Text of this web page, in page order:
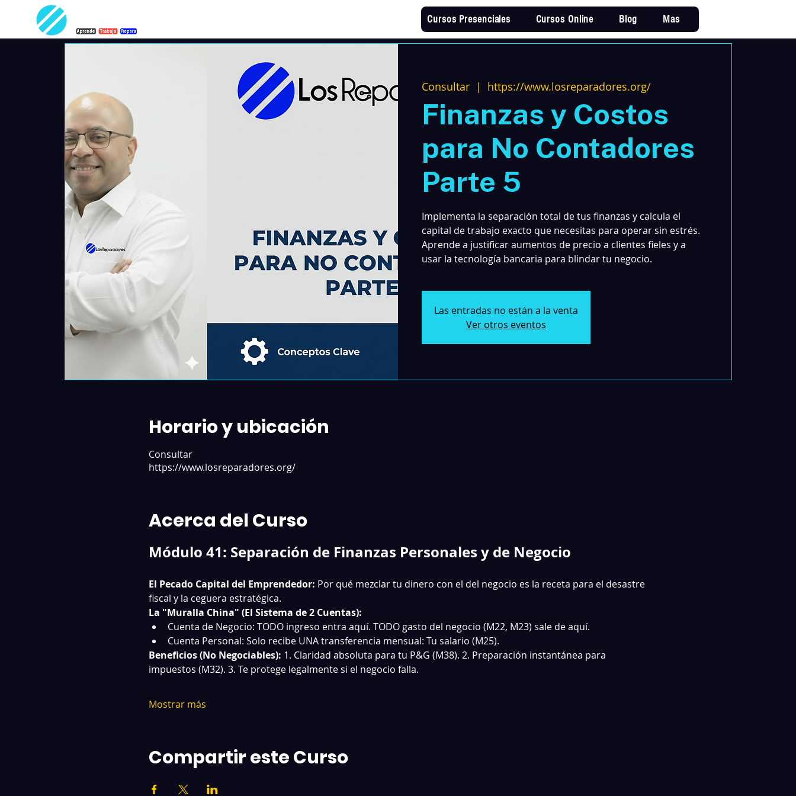
Cursos Presenciales Cursos Online Blog Mas
Consultar
  |
https://www.losreparadores.org/
Finanzas y Costos
para No Contadores
Parte 5
Implementa la separación total de tus finanzas y calcula el
capital de trabajo exacto que necesitas para operar sin estrés.
Aprende a justificar aumentos de precio a clientes fieles y a
usar la tecnología bancaria para blindar tu negocio.
Las entradas no están a la venta
Ver otros eventos
Horario y ubicación
Consultar
https://www.losreparadores.org/
Acerca del Curso
Módulo 41: Separación de Finanzas Personales y de Negocio
El Pecado Capital del Emprendedor: Por qué mezclar tu dinero con el del negocio es la receta para el desastre
fiscal y la ceguera estratégica.
La "Muralla China" (El Sistema de 2 Cuentas):
Cuenta de Negocio: TODO ingreso entra aquí. TODO gasto del negocio (M22, M23) sale de aquí.
Cuenta Personal: Solo recibe UNA transferencia mensual: Tu salario (M25).
Beneficios (No Negociables): 1. Claridad absoluta para tu P&G (M38). 2. Preparación instantánea para
impuestos (M32). 3. Te protege legalmente si el negocio falla.
Mostrar más
Compartir este Curso